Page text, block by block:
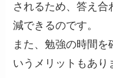
されるため、答え合
減できるのです。
また、勉強の時間を
いうメリットもあり